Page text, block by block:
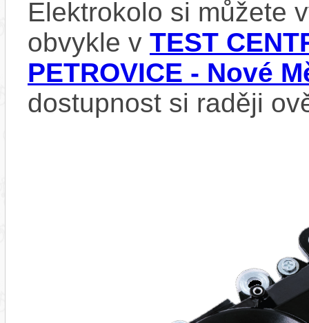
Elektrokolo si můžete
obvykle v TEST
PETROVICE - Nové
dostupnost si raději